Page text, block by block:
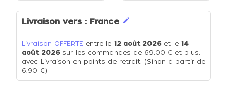
Livraison vers : France edit
Livraison OFFERTE entre le 12 août 2026et le 14
août 2026sur les commandes de 69,00 € et plus,
avec Livraison en points de retrait. (Sinon à partir de
6,90 €)